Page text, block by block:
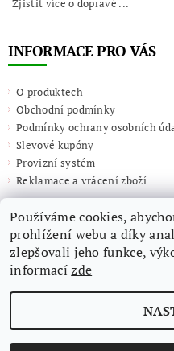
Zjistit více o dopravě ...
INFORMACE PRO VÁS
O produktech
Obchodní podmínky
Podmínky ochrany osobních
Slevové kupóny
Provizní systém
Reklamace a vrácení zboží
Používáme cookies,
prohlížení webu a díky
zlepšovali jeho funkce,
informacízde